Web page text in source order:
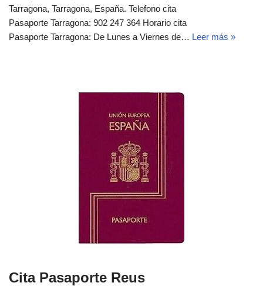
Tarragona, Tarragona, España. Telefono cita
Pasaporte Tarragona: 902 247 364 Horario cita
Pasaporte Tarragona: De Lunes a Viernes de… Leer más »
Cita Pasaporte Reus